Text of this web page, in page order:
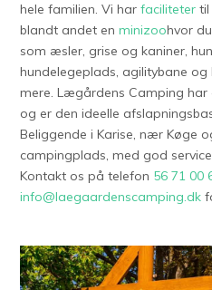
hele familien. Vi harfaciliteter til
blandt andet enminizoohvor
som æsler, grise og kaniner,
hundelegeplads, agilitybane
mere. Lægårdens Camping
og er den ideelle
Beliggende i Karise, nær Køge
campingplads, med god
Kontakt os på telefon 56 71 00
info@laegaardenscamping.dk